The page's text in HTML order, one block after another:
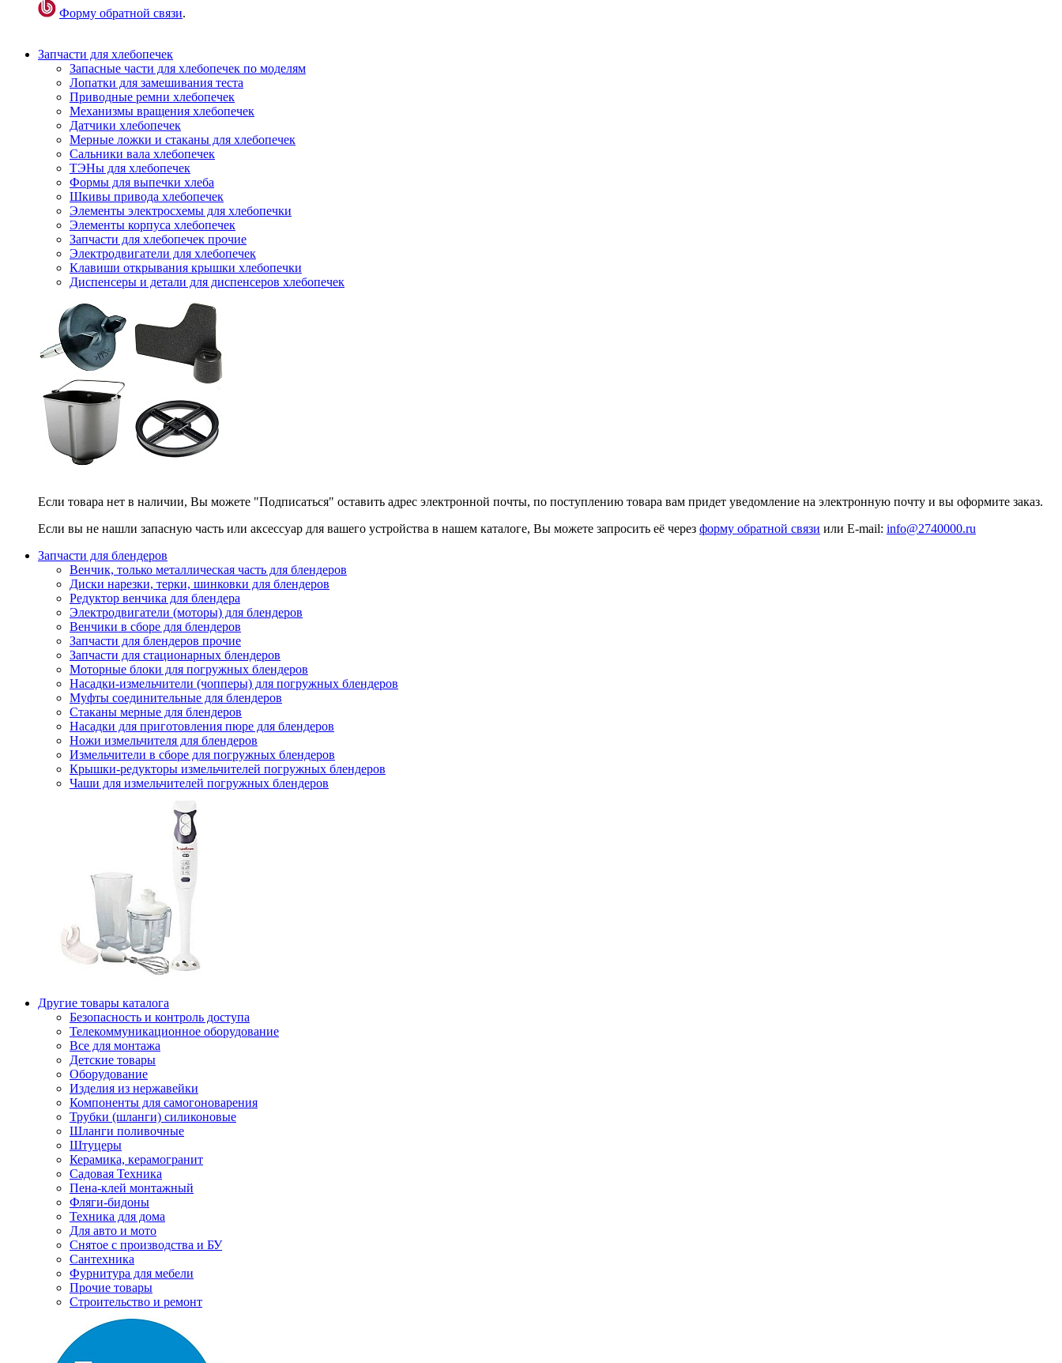
Форму обратной связи.
Запчасти для хлебопечек
Запасные части для хлебопечек по моделям
Лопатки для замешивания теста
Приводные ремни хлебопечек
Механизмы вращения хлебопечек
Датчики хлебопечек
Мерные ложки и стаканы для хлебопечек
Сальники вала хлебопечек
ТЭНы для хлебопечек
Формы для выпечки хлеба
Шкивы привода хлебопечек
Элементы электросхемы для хлебопечки
Элементы корпуса хлебопечек
Запчасти для хлебопечек прочие
Электродвигатели для хлебопечек
Клавиши открывания крышки хлебопечки
Диспенсеры и детали для диспенсеров хлебопечек
Если товара нет в наличии, Вы можете "Подписаться" оставить адрес электронной почты, по поступлению товара вам придет уведомление на электронную почту и вы оформите заказ.
Если вы не нашли запасную часть или аксессуар для вашего устройства в нашем каталоге, Вы можете запросить её через форму обратной связи или E-mail: info@2740000.ru
Запчасти для блендеров
Венчик, только металлическая часть для блендеров
Диски нарезки, терки, шинковки для блендеров
Редуктор венчика для блендера
Электродвигатели (моторы) для блендеров
Венчики в сборе для блендеров
Запчасти для блендеров прочие
Запчасти для стационарных блендеров
Моторные блоки для погружных блендеров
Насадки-измельчители (чопперы) для погружных блендеров
Муфты соединительные для блендеров
Стаканы мерные для блендеров
Насадки для приготовления пюре для блендеров
Ножи измельчителя для блендеров
Измельчители в сборе для погружных блендеров
Крышки-редукторы измельчителей погружных блендеров
Чаши для измельчителей погружных блендеров
Другие товары каталога
Безопасность и контроль доступа
Телекоммуникационное оборудование
Все для монтажа
Детские товары
Оборудование
Изделия из нержавейки
Компоненты для самогоноварения
Трубки (шланги) силиконовые
Шланги поливочные
Штуцеры
Керамика, керамогранит
Садовая Техника
Пена-клей монтажный
Фляги-бидоны
Техника для дома
Для авто и мото
Снятое с производства и БУ
Сантехника
Фурнитура для мебели
Прочие товары
Строительство и ремонт